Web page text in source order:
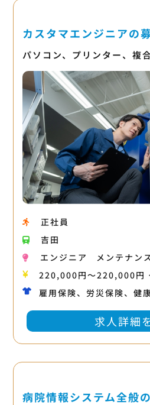
カスタマエンジニアの
パソコン、プリンター、複
正社員
吉田
エンジニア
メンテナン
220,000円〜220,000円
雇用保険、労災保険、健
求人詳細
病院情報システム全般